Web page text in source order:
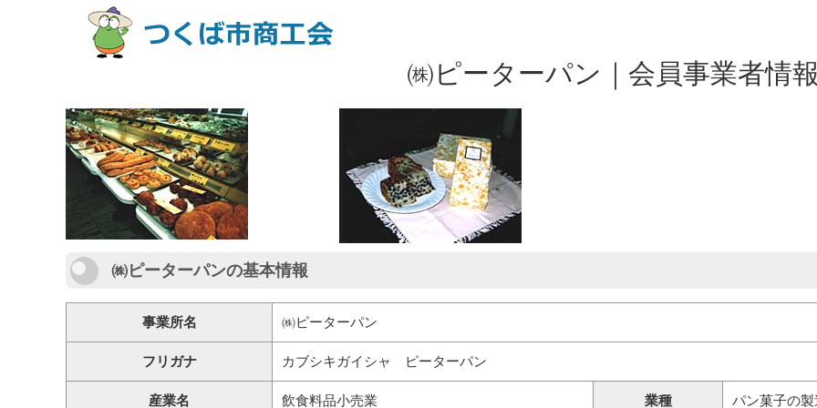
㈱ピーターパン｜会員事業者情報
㈱ピーターパンの基本情報
事業所名 ㈱ピーターパン
フリガナ カブシキガイシャ ピーターパン
産業名 飲食料品小売業 業種 パン菓子の